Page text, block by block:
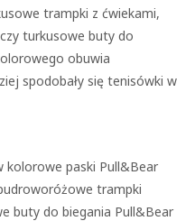
trampki z ćwiekami,
turkusowe buty do
obuwia
spodobały się tenisówki w
kolorowe paski Pull&Bear
trampki
buty do biegania Pull&Bear